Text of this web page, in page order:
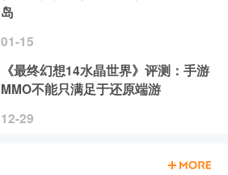
岛
01-15
《最终幻想14水晶世界》评测：手游
MMO不能只满足于还原端游
12-29